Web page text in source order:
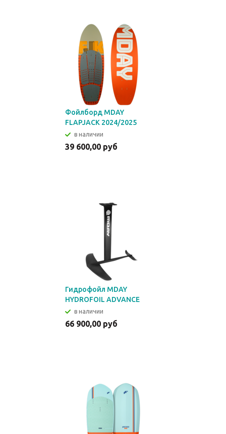
Фойлборд MDAY
FLAPJACK 2024/2025
в наличии
39 600,00 руб
Гидрофойл MDAY
HYDROFOIL ADVANCE
в наличии
66 900,00 руб